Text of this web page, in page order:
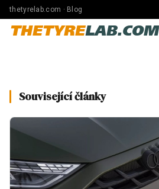
thetyrelab.com · Blog
THETYRELAB.COM
Související články